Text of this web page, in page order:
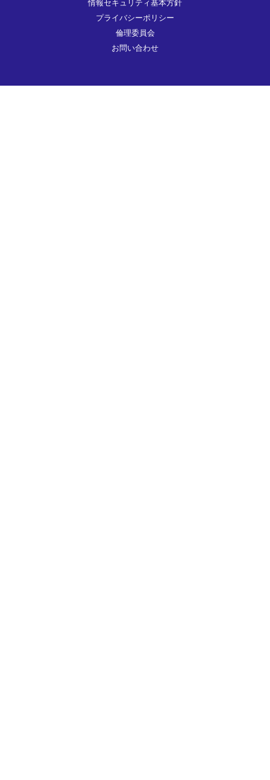
情報セキュリティ基本方針
プライバシーポリシー
倫理委員会
お問い合わせ